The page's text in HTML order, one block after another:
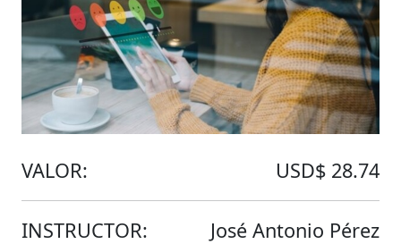
VALOR: USD$ 28.74
INSTRUCTOR: José Antonio Pérez